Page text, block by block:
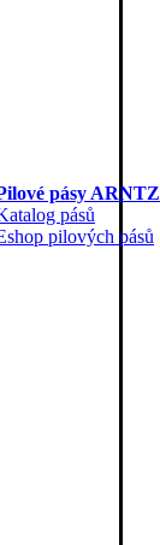
pásy ARNTZ
pásů
pilových pásů